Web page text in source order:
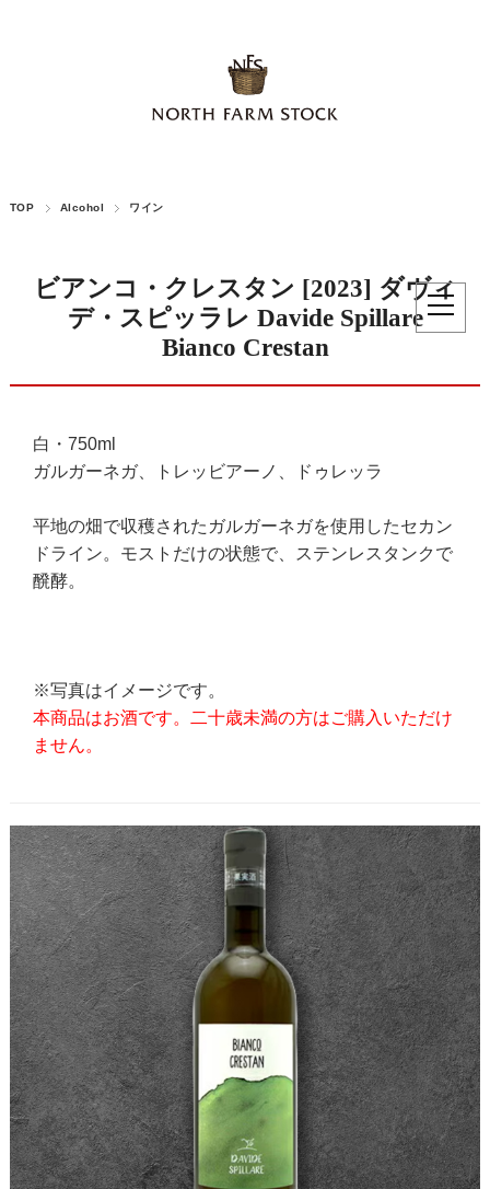
TOP Alcohol ワイン
ビアンコ・クレスタン [2023] ダヴィ
デ・スピッラレ Davide Spillare
Bianco Crestan
白・750ml
ガルガーネガ、トレッビアーノ、ドゥレッラ
平地の畑で収穫されたガルガーネガを使用したセカン
ドライン。モストだけの状態で、ステンレスタンクで
醗酵。
※写真はイメージです。
本商品はお酒です。二十歳未満の方はご購入いただけ
ません。